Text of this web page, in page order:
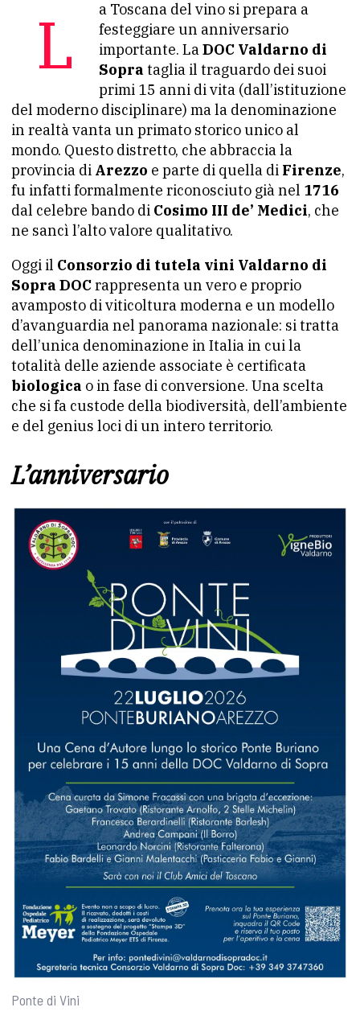
La Toscana del vino si prepara a
festeggiare un anniversario
importante. LaDOC Valdarno di
Sopra taglia il traguardo dei suoi
primi 15 anni di vita (dall’istituzione
del moderno disciplinare) ma la denominazione
in realtà vanta un primato storico unico al
mondo. Questo distretto, che abbraccia la
provincia di Arezzo e parte di quella di Firenze,
fu infatti formalmente riconosciuto già nel 1716
dal celebre bando di Cosimo III de’ Medici, che
ne sancì l’alto valore qualitativo.
Oggi il Consorzio di tutela vini Valdarno di
Sopra DOC rappresenta un vero e proprio
avamposto di viticoltura moderna e un modello
d’avanguardia nel panorama nazionale: si tratta
dell’unica denominazione in Italia in cui la
totalità delle aziende associate è certificata
biologica o in fase di conversione. Una scelta
che si fa custode della biodiversità, dell’ambiente
e del genius loci di un intero territorio.
L’anniversario
Ponte di Vini